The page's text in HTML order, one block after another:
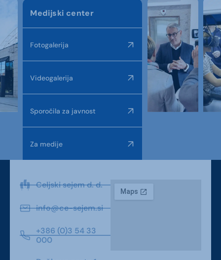
Medijski center
Fotogalerija
Videogalerija
Sporočila za javnost
Za medije
Celjski sejem d. d.
info@ce-sejem.si
+386 (0)3 54 33
000